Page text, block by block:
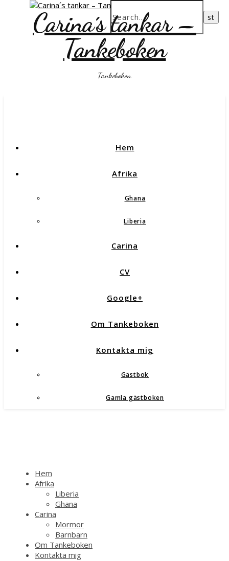
Carina´s tankar –
Tankeboken
Tankeboken
Hem
Afrika
Ghana
Liberia
Carina
CV
Google+
Om Tankeboken
Kontakta mig
Gästbok
Gamla gästboken
Hem
Afrika
Liberia
Ghana
Carina
Mormor
Barnbarn
Om Tankeboken
Kontakta mig